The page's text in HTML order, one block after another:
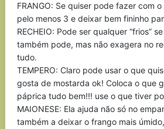
FRANGO: Se quiser pode fazer com
pelo menos 3 e deixar bem fininho
RECHEIO: Pode ser qualquer “frios”
também pode, mas não exagera no
tudo.
TEMPERO: Claro pode usar o que
gosta de mostarda ok! Coloca o que
páprica tudo bem!!! use o que tiver
MAIONESE: Ela ajuda não só no
também a deixar o frango mais